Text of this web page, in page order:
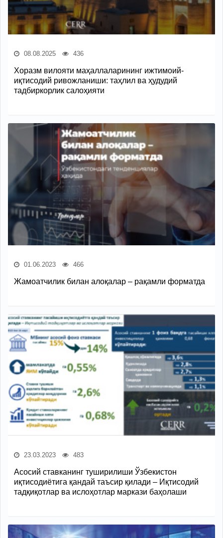
08.08.2025 436
Хоразм вилояти маҳаллаларининг ижтимоий-
иқтисодий ривожланиши: таҳлил ва ҳудудий
тадбиркорлик салоҳияти
01.06.2023 466
Жамоатчилик билан алоқалар – рақамли форматда
23.03.2023 483
Асосий ставканинг туширилиши Ўзбекистон
иқтисодиётига қандай таъсир қилади – Иқтисодий
тадқиқотлар ва ислоҳотлар маркази баҳолаши